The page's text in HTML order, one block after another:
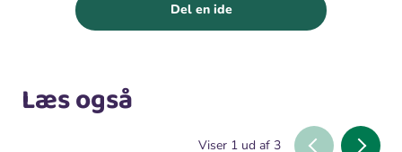
Del en ide
Læs også
Viser 1 ud af 3